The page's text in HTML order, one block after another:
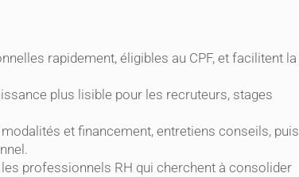
rapidement, éligibles au CPF, et facilitent la
plus lisible pour les recruteurs, stages
et financement, entretiens conseils, puis
professionnels RH qui cherchent à consolider